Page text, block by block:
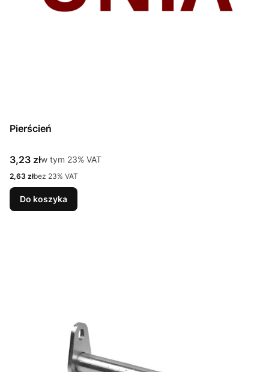
Pierścień
Cena brutto
3,23 złw tym %s VAT
w tym 23% VAT
Cena netto
2,63 złbez 23% VAT
Do koszyka